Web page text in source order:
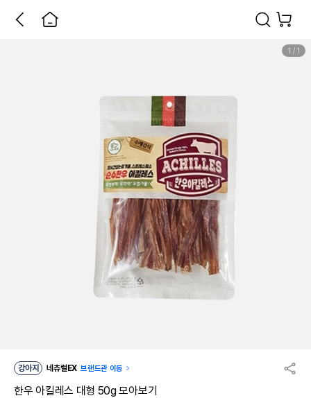
1 / 1
강아지 네츄럴EX 브랜드관 이동
한우 아킬레스 대형 50g 모아보기